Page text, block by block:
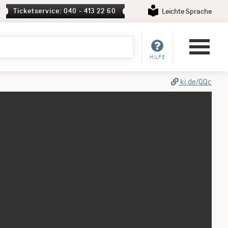
Ticketservice: 040 - 413 22 60 Leichte Sprache
HILFE
kj.de/QQc